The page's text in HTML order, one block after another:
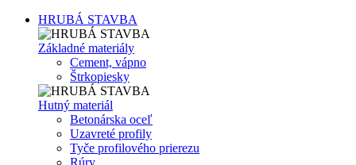
HRUBÁ STAVBA
Základné materiály
Cement, vápno
Štrkopiesky
Hutný materiál
Betonárska oceľ
Uzavreté profily
Tyče profilového prierezu
Rúry